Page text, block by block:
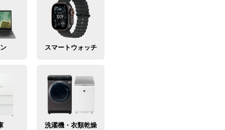
スマートウォッチ
洗濯機・衣類乾燥